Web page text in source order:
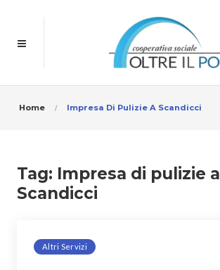
Home Impresa Di Pulizie A Scandicci
Tag: Impresa di pulizie a
Scandicci
Altri Servizi